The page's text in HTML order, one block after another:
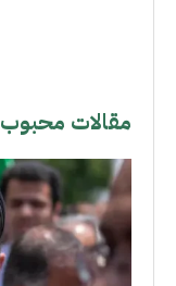
مقالات محبوب